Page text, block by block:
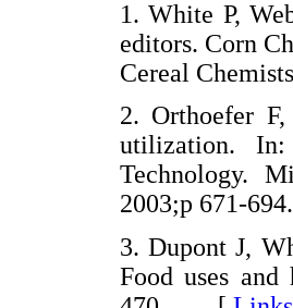
1. White P,
editors. Corn
Cereal
2. Orthoefer
utilization.
Technology.
2003;p 671-
3. Dupont J,
Food uses